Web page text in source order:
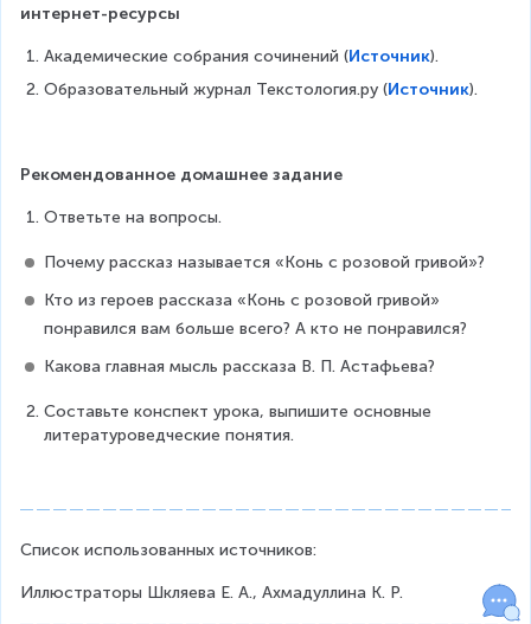
интернет-ресурсы
Академические собрания сочинений (Источник).
Oбpaзoвaтeльный жypнaл Teкcтoлoгия.py (Источник).
Рекомендованное домашнее задание
Ответьте на вопросы.
Почему рассказ называется «Конь с розовой гривой»?
Кто из героев рассказа «Конь с розовой гривой»
понравился вам больше всего? А кто не понравился?
Какова главная мысль рассказа В. П. Астафьева?
Составьте конспект урока, выпишите основные
литературоведческие понятия.
Список использованных источников:
Иллюстраторы Шкляева Е. А., Ахмадуллина К. Р.